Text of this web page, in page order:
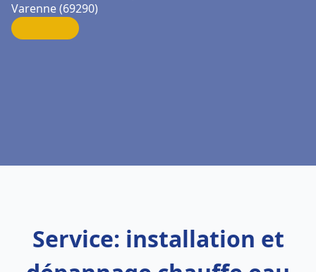
Varenne (69290)
Service: installation et